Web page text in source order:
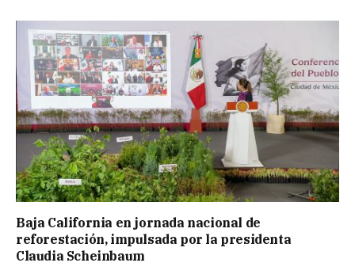
Baja California en jornada nacional de
reforestación, impulsada por la presidenta
Claudia Scheinbaum